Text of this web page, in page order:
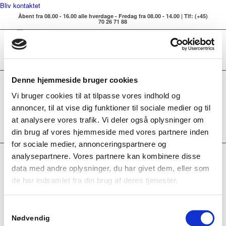
Denne hjemmeside bruger cookies
Vi bruger cookies til at tilpasse vores indhold og
annoncer, til at vise dig funktioner til sociale medier og til
at analysere vores trafik. Vi deler også oplysninger om
din brug af vores hjemmeside med vores partnere inden
for sociale medier, annonceringspartnere og
analysepartnere. Vores partnere kan kombinere disse
data med andre oplysninger, du har givet dem, eller som
de har indsamlet fra din brug af deres tjenester.
Nødvendig
Bliv kontaktet
Åbent fra 08.00 - 16.00 alle hverdage - Fredag fra 08.00 - 14.00 | Tlf: (+45)
70 26 71 88
INTERESTING LINKS
Here are some interesting links for you! Enjoy your stay :)